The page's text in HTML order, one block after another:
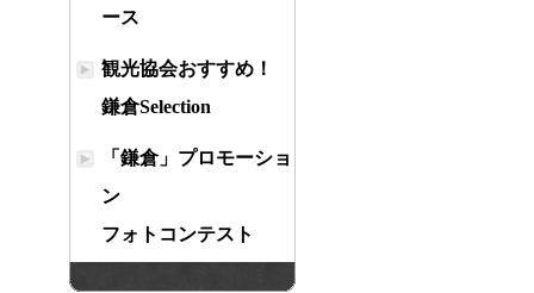
ース
観光協会おすすめ！
鎌倉Selection
「鎌倉」プロモーショ
ン
フォトコンテスト